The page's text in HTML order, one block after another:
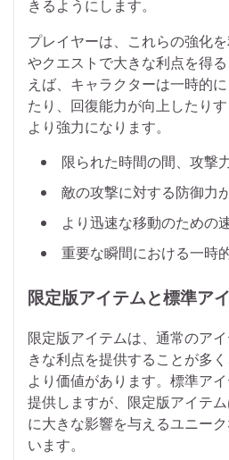
きるようにします。
プレイヤーは、これらの強化
やクエストで大きな利点を得
えば、キャラクターは一時的
たり、回復能力が向上したり
より強力になります。
限られた時間の間、攻撃
敵の攻撃に対する防御力
より迅速な移動のための
重要な瞬間における一時
限定版アイテムと標準ア
限定版アイテムは、通常のア
きな利点を提供することが多
より価値があります。標準ア
提供しますが、限定版アイテ
に大きな影響を与えるユニー
います。